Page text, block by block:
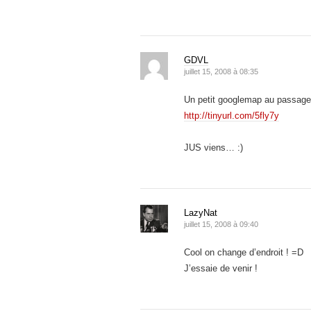
GDVL
juillet 15, 2008 à 08:35
Un petit googlemap au
http://tinyurl.com/5fly7y
JUS viens… :)
LazyNat
juillet 15, 2008 à 09:40
Cool on change d’endroit ! =D
J’essaie de venir !